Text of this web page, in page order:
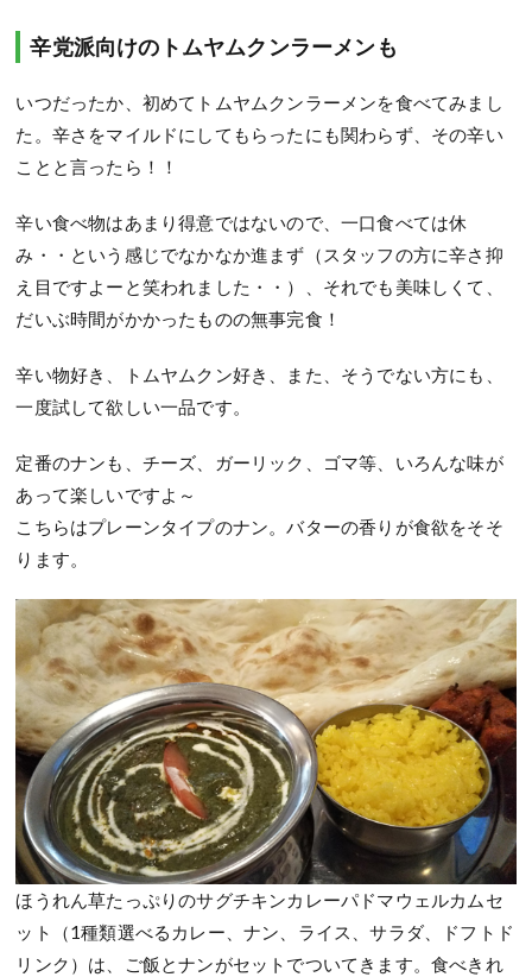
辛党派向けのトムヤムクンラーメンも
いつだったか、初めてトムヤムクンラーメンを食べてみまし
た。辛さをマイルドにしてもらったにも関わらず、その辛い
ことと言ったら！！
辛い食べ物はあまり得意ではないので、一口食べては休
み・・という感じでなかなか進まず（スタッフの方に辛さ抑
え目ですよーと笑われました・・）、それでも美味しくて、
だいぶ時間がかかったものの無事完食！
辛い物好き、トムヤムクン好き、また、そうでない方にも、
一度試して欲しい一品です。
定番のナンも、チーズ、ガーリック、ゴマ等、いろんな味が
あって楽しいですよ～
こちらはプレーンタイプのナン。バターの香りが食欲をそそ
ります。
ほうれん草たっぷりのサグチキンカレーパドマウェルカムセ
ット（1種類選べるカレー、ナン、ライス、サラダ、ドフトド
リンク）は、ご飯とナンがセットでついてきます。食べきれ